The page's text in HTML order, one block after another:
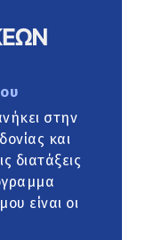
στην
και
διατάξεις
είναι οι